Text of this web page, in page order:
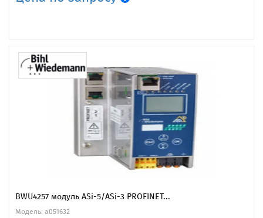
BWU4257 модуль ASi-5/ASi-3 PROFINET...
Модель: a051632